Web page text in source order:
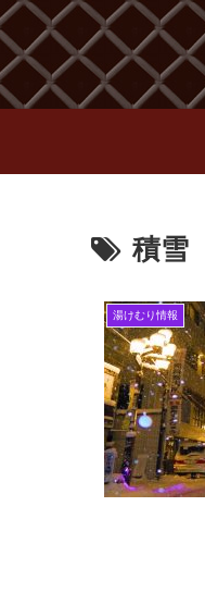
積雪
湯けむり情報